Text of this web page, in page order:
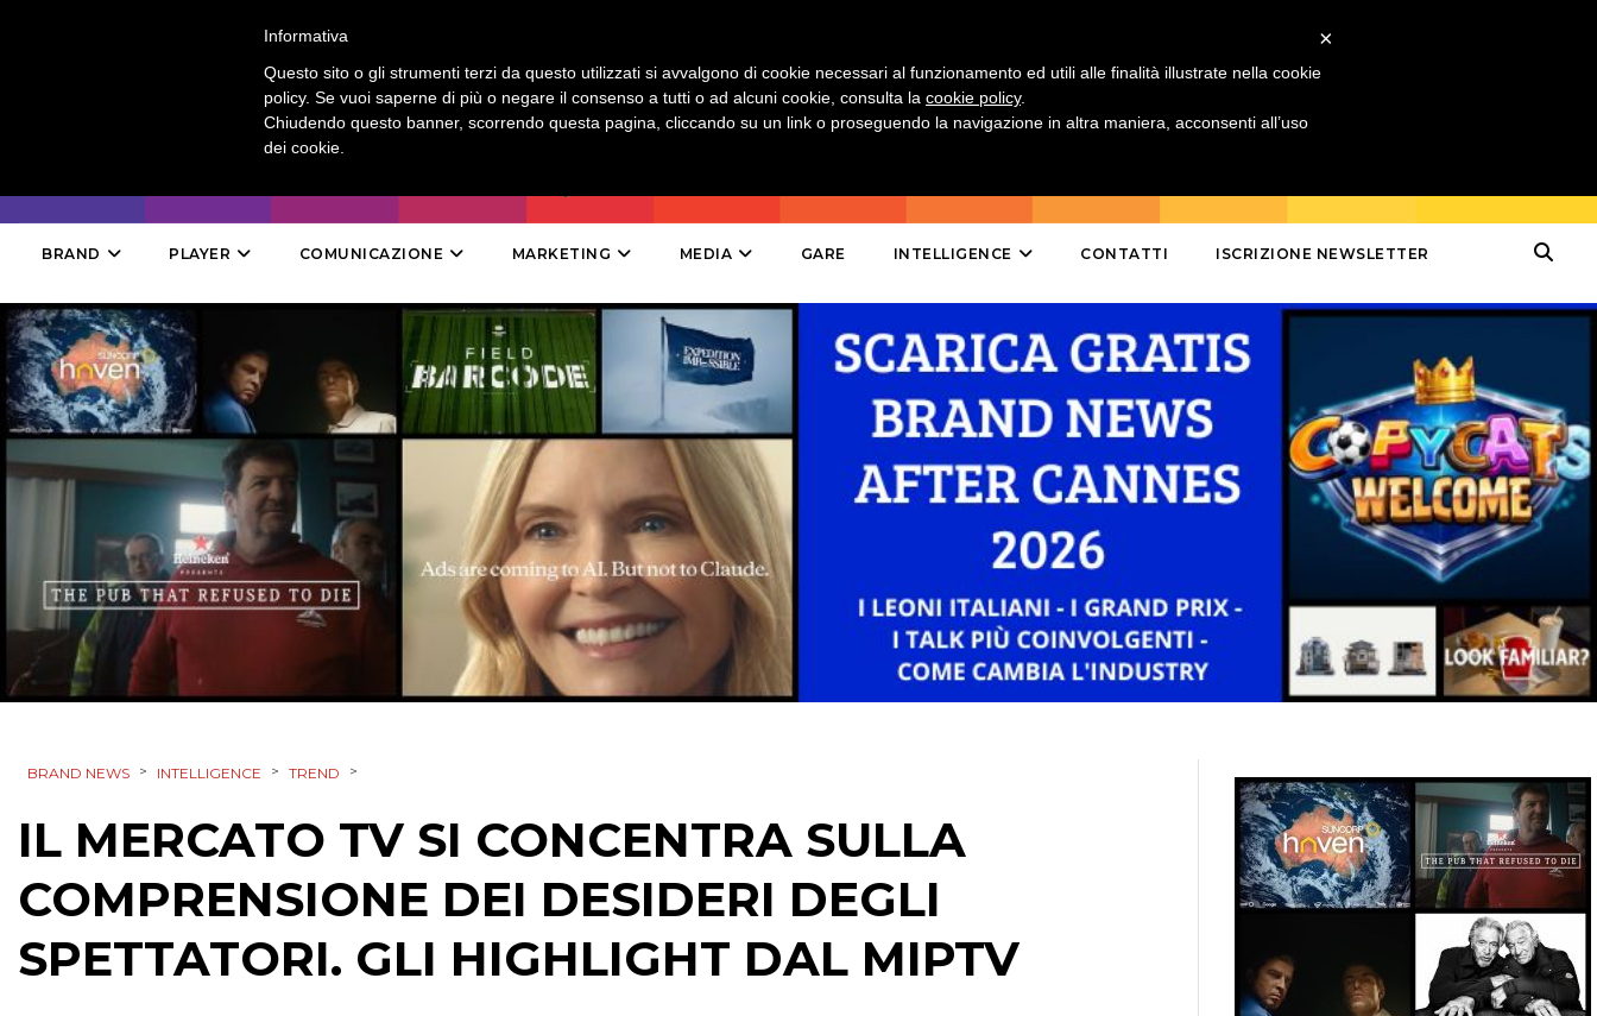
SPONSOR
DESIGN
PUNTI VENDITA
CSR
STRATEGIE
CINEMA
BRAND PLAYER COMUNICAZIONE MARKETING MEDIA GARE INTELLIGENCE CONTATTI ISCRIZIONE NEWSLETTER
BRAND NEWS > INTELLIGENCE > TREND >
IL MERCATO TV SI CONCENTRA SULLA
COMPRENSIONE DEI DESIDERI DEGLI
SPETTATORI. GLI HIGHLIGHT DAL MIPTV
×
Informativa
Questo sito o gli strumenti terzi da questo utilizzati si avvalgono di cookie necessari al funzionamento ed utili alle finalità illustrate nella cookie
policy. Se vuoi saperne di più o negare il consenso a tutti o ad alcuni cookie, consulta la cookie policy.
Chiudendo questo banner, scorrendo questa pagina, cliccando su un link o proseguendo la navigazione in altra maniera, acconsenti all’uso
dei cookie.